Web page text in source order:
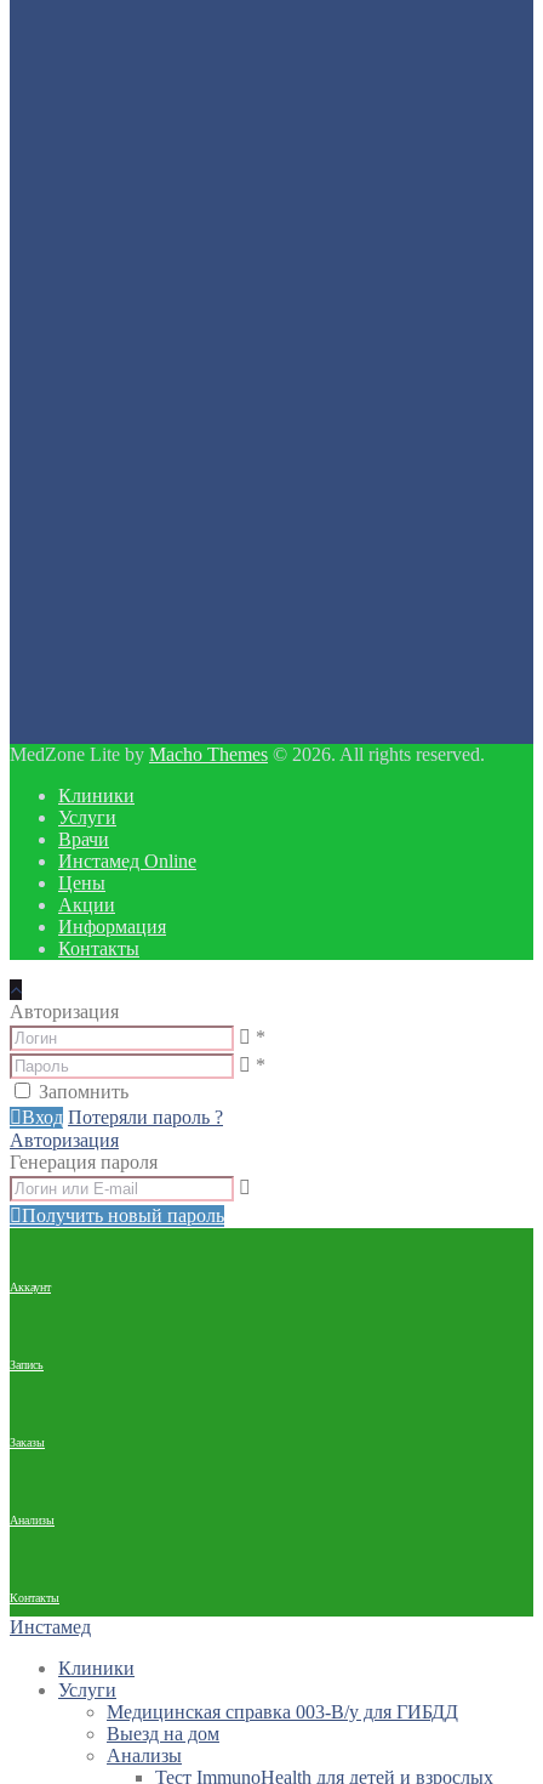
MedZone Lite by Macho Themes © 2026. All rights reserved.
Клиники
Услуги
Врачи
Инстамед Online
Цены
Акции
Информация
Контакты
Авторизация
*
*
Запомнить
Вход Потеряли пароль ?
Авторизация
Генерация пароля
Получить новый пароль
Аккаунт
Запись
Заказы
Анализы
Контакты
Инстамед
Клиники
Услуги
Медицинская справка 003-В/у для ГИБДД
Выезд на дом
Анализы
Тест ImmunoHealth для детей и взрослых